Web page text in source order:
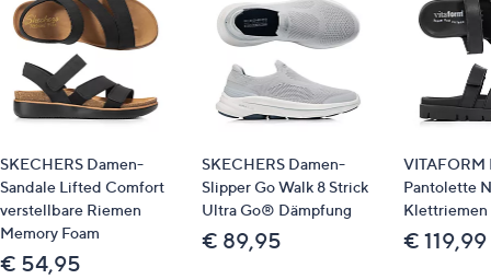
SKECHERS Damen-
Sandale Lifted Comfort
verstellbare Riemen
Memory Foam
€ 54,95
SKECHERS Damen-
Slipper Go Walk 8 Strick
Ultra Go® Dämpfung
€ 89,95
VITAFORM
Pantolette
Klettriemen
€ 119,99